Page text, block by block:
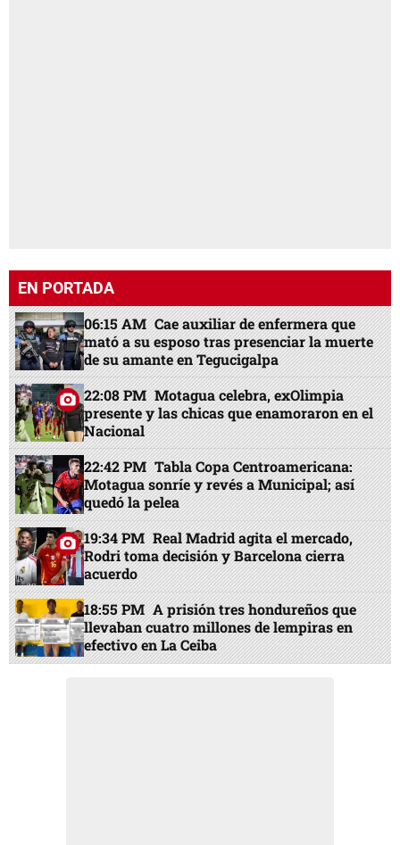
EN PORTADA
06:15 AM Cae auxiliar de enfermera que
mató a su esposo tras presenciar la muerte
de su amante en Tegucigalpa
22:08 PM Motagua celebra, exOlimpia
presente y las chicas que enamoraron en el
Nacional
22:42 PM Tabla Copa Centroamericana:
Motagua sonríe y revés a Municipal; así
quedó la pelea
19:34 PM Real Madrid agita el mercado,
Rodri toma decisión y Barcelona cierra
acuerdo
18:55 PM A prisión tres hondureños que
llevaban cuatro millones de lempiras en
efectivo en La Ceiba